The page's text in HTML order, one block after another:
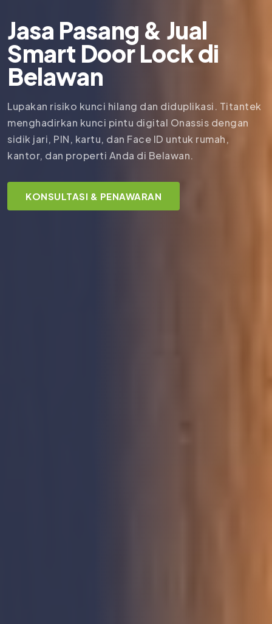
Jasa Pasang & Jual
Smart Door Lock di
Belawan
Lupakan risiko kunci hilang dan diduplikasi. Titantek
menghadirkan kunci pintu digital Onassis dengan
sidik jari, PIN, kartu, dan Face ID untuk rumah,
kantor, dan properti Anda di Belawan.
KONSULTASI & PENAWARAN